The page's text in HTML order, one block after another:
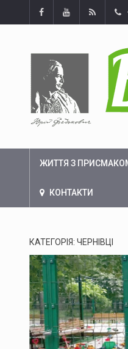
ЖИТТЯ З
КОНТАКТИ
КАТЕГОРІЯ: ЧЕРНІВЦІ